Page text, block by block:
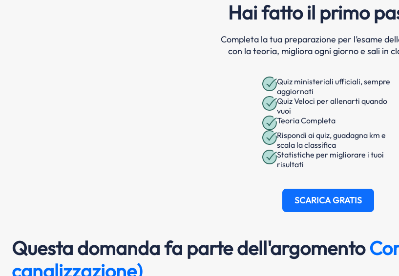
Hai fatto il primo
Completa la tua preparazione per l’esame
con la teoria, migliora ogni giorno e sali in
Quiz ministeriali ufficiali, sempre
aggiornati
Quiz Veloci per allenarti quando
vuoi
Teoria Completa
Rispondi ai quiz, guadagna km e
scala la classifica
Statistiche per migliorare i tuoi
risultati
SCARICA GRATIS
Questa domanda fa parte dell'argomento
canalizzazione)